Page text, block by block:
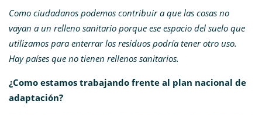
Como ciudadanos podemos contribuir a que las cosas no
vayan a un relleno sanitario porque ese espacio del suelo que
utilizamos para enterrar los residuos podría tener otro uso.
Hay países que no tienen rellenos sanitarios.
¿Como estamos trabajando frente al plan nacional de
adaptación?